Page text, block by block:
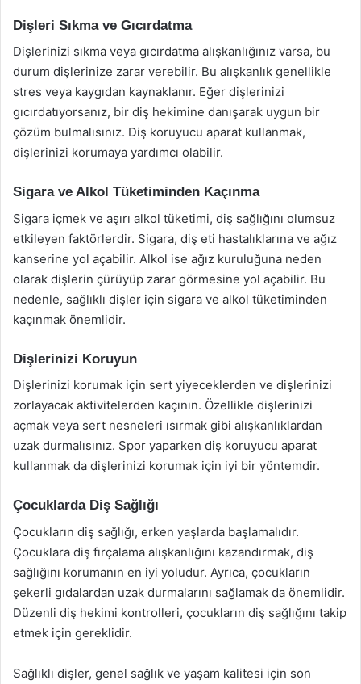
Dişleri Sıkma ve Gıcırdatma
Dişlerinizi sıkma veya gıcırdatma alışkanlığınız varsa, bu
durum dişlerinize zarar verebilir. Bu alışkanlık genellikle
stres veya kaygıdan kaynaklanır. Eğer dişlerinizi
gıcırdatıyorsanız, bir diş hekimine danışarak uygun bir
çözüm bulmalısınız. Diş koruyucu aparat kullanmak,
dişlerinizi korumaya yardımcı olabilir.
Sigara ve Alkol Tüketiminden Kaçınma
Sigara içmek ve aşırı alkol tüketimi, diş sağlığını olumsuz
etkileyen faktörlerdir. Sigara, diş eti hastalıklarına ve ağız
kanserine yol açabilir. Alkol ise ağız kuruluğuna neden
olarak dişlerin çürüyüp zarar görmesine yol açabilir. Bu
nedenle, sağlıklı dişler için sigara ve alkol tüketiminden
kaçınmak önemlidir.
Dişlerinizi Koruyun
Dişlerinizi korumak için sert yiyeceklerden ve dişlerinizi
zorlayacak aktivitelerden kaçının. Özellikle dişlerinizi
açmak veya sert nesneleri ısırmak gibi alışkanlıklardan
uzak durmalısınız. Spor yaparken diş koruyucu aparat
kullanmak da dişlerinizi korumak için iyi bir yöntemdir.
Çocuklarda Diş Sağlığı
Çocukların diş sağlığı, erken yaşlarda başlamalıdır.
Çocuklara diş fırçalama alışkanlığını kazandırmak, diş
sağlığını korumanın en iyi yoludur. Ayrıca, çocukların
şekerli gıdalardan uzak durmalarını sağlamak da önemlidir.
Düzenli diş hekimi kontrolleri, çocukların diş sağlığını takip
etmek için gereklidir.
Sağlıklı dişler, genel sağlık ve yaşam kalitesi için son